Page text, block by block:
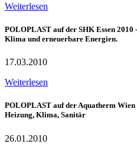
Weiterlesen
POLOPLAST auf der SHK Essen 2010
Klima und erneuerbare Energien.
17.03.2010
Weiterlesen
POLOPLAST auf der Aquatherm
Heizung, Klima, Sanitär
26.01.2010